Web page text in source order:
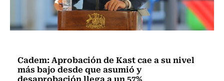
Cadem: Aprobación de Kast cae a su nivel
más bajo desde que asumió y